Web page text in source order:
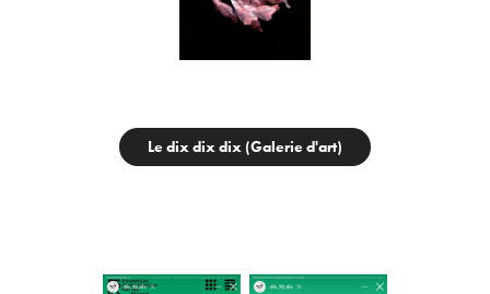
Le dix dix dix (Galerie d'art)